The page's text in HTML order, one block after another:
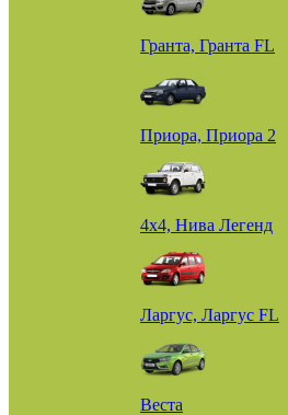
Гранта, Гранта FL
Приора, Приора 2
4х4, Нива Легенд
Ларгус, Ларгус FL
Веста